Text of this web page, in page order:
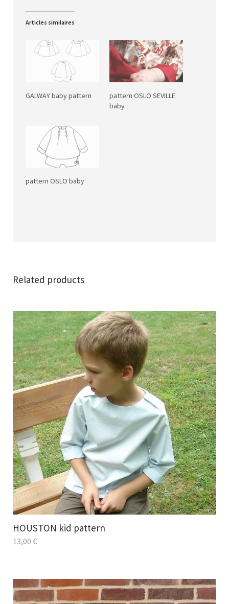
Articles similaires
GALWAY baby pattern
pattern OSLO SEVILLE
baby
pattern OSLO baby
Related products
HOUSTON kid pattern
13,00 €